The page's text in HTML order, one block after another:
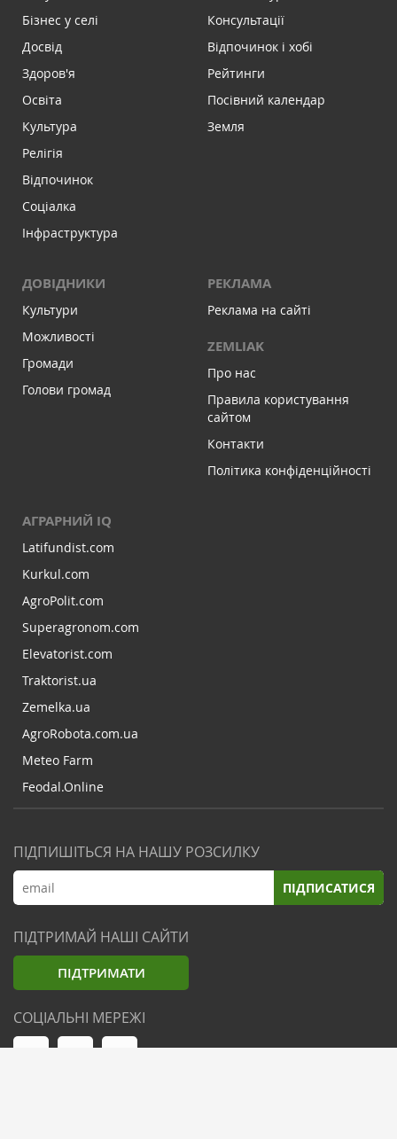
Бізнес у селі
Досвід
Здоров'я
Освіта
Культура
Релігія
Відпочинок
Соціалка
Інфраструктура
Консультації
Відпочинок і хобі
Рейтинги
Посівний календар
Земля
ДОВІДНИКИ
Культури
Можливості
Громади
Голови громад
РЕКЛАМА
Реклама на сайті
ZEMLIAK
Про нас
Правила користування
сайтом
Контакти
Політика конфіденційності
АГРАРНИЙ IQ
Latifundist.com
Kurkul.com
AgroPolit.com
Superagronom.com
Elevatorist.com
Traktorist.ua
Zemelka.ua
AgroRobota.com.ua
Meteo Farm
Feodal.Online
ПІДПИШІТЬСЯ НА НАШУ РОЗСИЛКУ
ПІДПИСАТИСЯ
ПІДТРИМАЙ НАШІ САЙТИ
ПІДТРИМАТИ
СОЦІАЛЬНІ МЕРЕЖІ